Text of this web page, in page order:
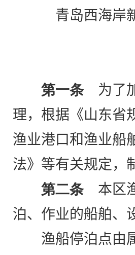
青岛西海岸
第一条为了加
理，根据《山东省
渔业港口和渔业船
法》等有关规定，
第二条本区渔
泊、作业的船舶、
渔船停泊点由